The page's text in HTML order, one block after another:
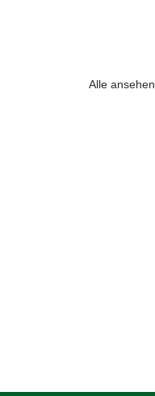
Alle ansehen